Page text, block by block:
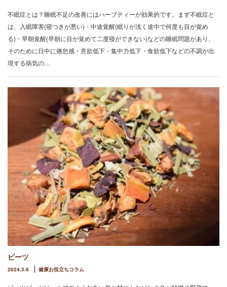
不眠症とは？睡眠不足の改善にはハーブティーが効果的です。まず不眠症と
は、入眠障害(寝つきが悪い)・中途覚醒(眠りが浅く途中で何度も目が覚め
る)・早朝覚醒(早朝に目が覚めて二度寝ができない)などの睡眠問題があり、
そのために日中に倦怠感・意欲低下・集中力低下・食欲低下などの不調が出
現する病気の…
ビーツ
2024.3.8 健康お役立ちコラム